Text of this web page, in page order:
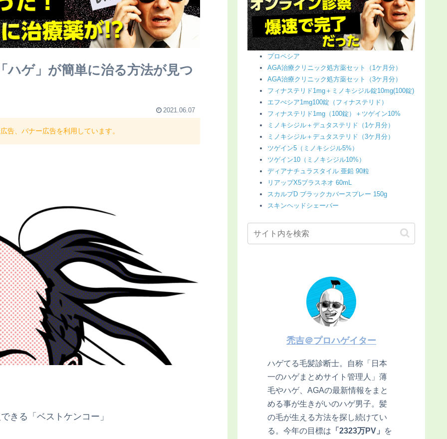
ハゲ」が簡単に治る方法が見つ
2021.06.07
告、バナー広告を利用しています。
きる「ベストケンコー」
プロペシア
AGA治療クリニック処方薬セット（1ケ月分）
AGA治療クリニック処方薬セット（3ケ月分）
フィナステリド1mg＋ミノキシジル錠10mg(100錠)
エフぺシア1mg100錠（フィナステリド）
フィナステリド1mg（100錠）＋ツゲイン10%
ミノキシジル＋デュタステリド（1ケ月分）
ミノキシジル＋デュタステリド（3ケ月分）
ツゲイン5（ミノキシジル5%）
ツゲイン10（ミノキシジル10%）
ディアナチュラスタイル 亜鉛 90粒
リアップX5プラスネオ 60mL
スカルプD ブラックカバースプレー 150g
スキンヘッドシェーバー
禿吉＠プロハゲイター
ハゲてる毛髪診断士。自称「日本
一のハゲまとめサイト管理人」薄
毛やハゲ、AGAの最新情報をまと
める事が生きがいのハゲ男子。髪
の毛が生える方法を探し続けてい
る。今年の目標は 「2323万PV」 を